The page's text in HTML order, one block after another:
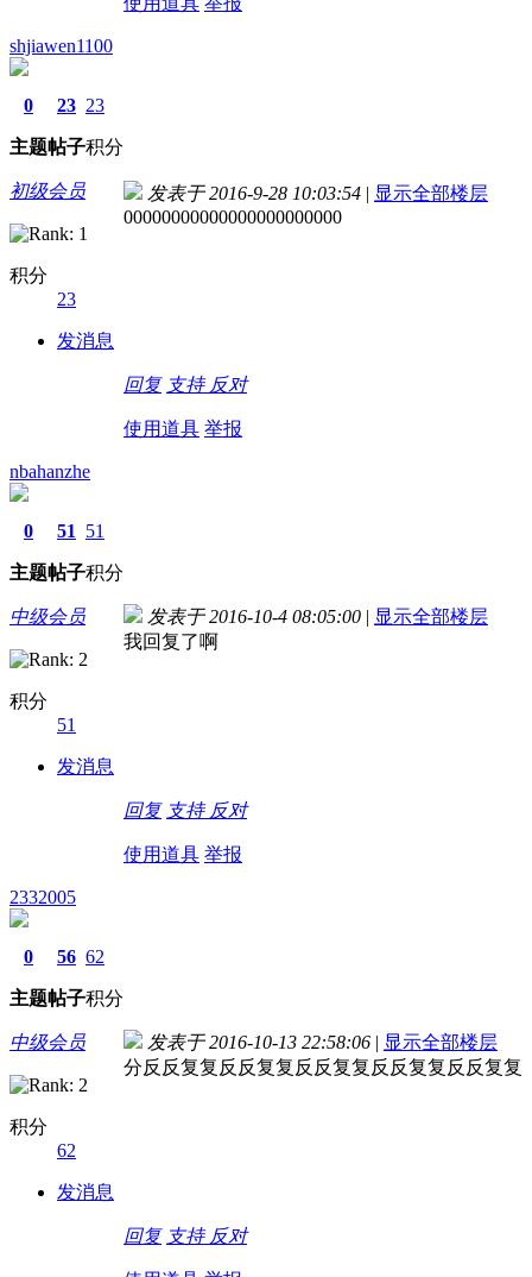
shjiawen1100
0
主题
23
帖子
23
积分
初级会员
积分
23
发消息
发表于 2016-9-28 10:03:54 | 显示全部楼层
00000000000000000000000
回复 支持 反对
使用道具 举报
nbahanzhe
0
主题
51
帖子
51
积分
中级会员
积分
51
发消息
发表于 2016-10-4 08:05:00 | 显示全部楼层
我回复了啊
回复 支持 反对
使用道具 举报
2332005
0
主题
56
帖子
62
积分
中级会员
积分
62
发消息
发表于 2016-10-13 22:58:06 | 显示全部楼层
分反反复复反反复复反反复复反反复复反反复复
回复 支持 反对